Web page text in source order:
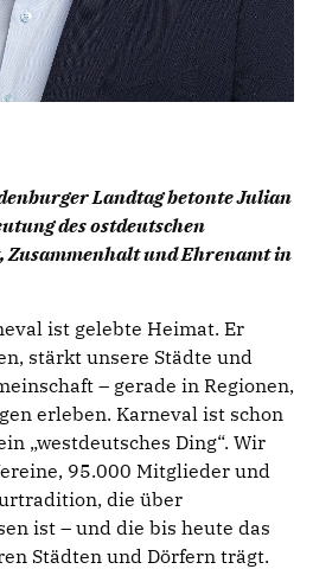
Landtag betonte Julian
des ostdeutschen
und Ehrenamt in
ist gelebte Heimat. Er
stärkt unsere Städte und
– gerade in Regionen,
erleben. Karneval ist schon
„westdeutsches Ding“. Wir
95.000 Mitglieder und
die über
ist – und die bis heute das
Städten und Dörfern trägt.